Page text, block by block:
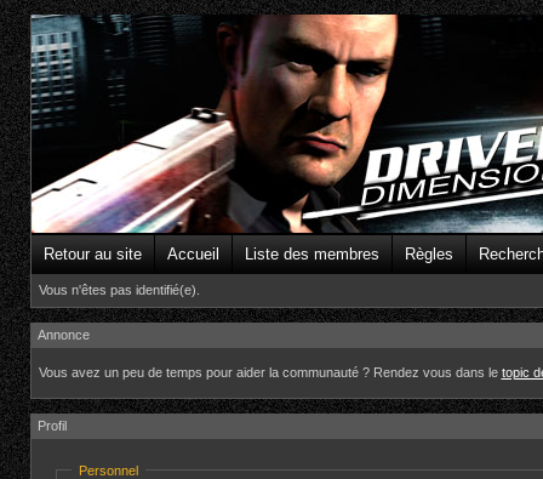
Retour au site Accueil Liste des membres Règles
Vous n'êtes pas identifié(e).
Annonce
Vous avez un peu de temps pour aider la communauté ? Rendez vous dans le topic
Profil
Personnel